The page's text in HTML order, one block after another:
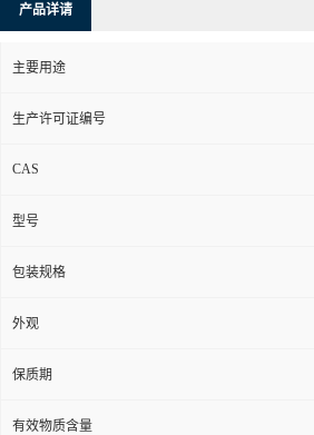
产品详请
主要用途
生产许可证编号
CAS
型号
包装规格
外观
保质期
有效物质含量